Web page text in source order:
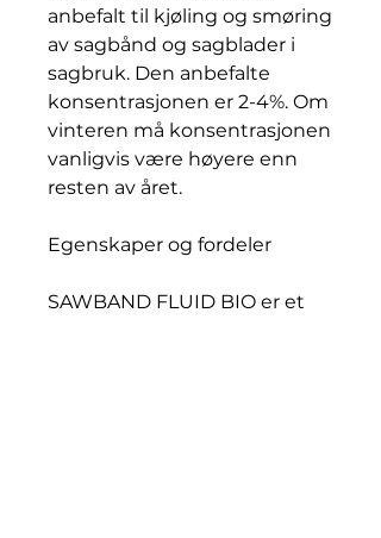
anbefalt til kjøling og smøring
av sagbånd og sagblader i
sagbruk. Den anbefalte
konsentrasjonen er 2-4%. Om
vinteren må konsentrasjonen
vanligvis være høyere enn
resten av året.
Egenskaper og fordeler
SAWBAND FLUID BIO er et